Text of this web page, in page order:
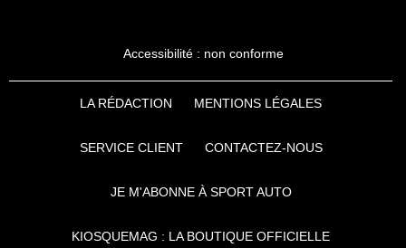
Accessibilité : non conforme
LA RÉDACTION MENTIONS LÉGALES
SERVICE CLIENT CONTACTEZ-NOUS
JE M'ABONNE À SPORT AUTO
KIOSQUEMAG : LA BOUTIQUE OFFICIELLE